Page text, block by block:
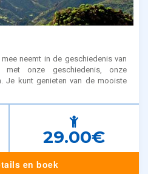
neemt in de geschiedenis van
onze geschiedenis, onze
Je kunt genieten van de mooiste
29.00€
en boek